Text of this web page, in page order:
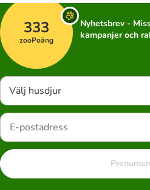
333
zooPoäng
Nyhetsbrev -
kampanjer och
Välj husdjur